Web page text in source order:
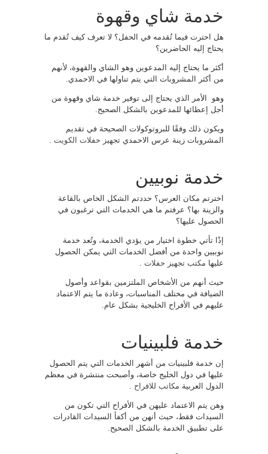
خدمة شاي وقهوة
هل احترت فيما تُقدمه في الحفل؟ لا تعرف كيف تُقدم ما
يحتاج إليه الحاضرين؟
أكثر ما يحتاج إليه المدعوين وهو الشاي والقهوة، لأنهم
من أكثر المشروبات التي يتم تناولها في الاحمدي.
وهو الأمر الذي يحتاج إلى توفير خدمة شاي وقهوة من
أجل إعطائها للمدعوين بالشكل الصحيح.
ويكون ذلك وفقًا للبروتوكولات الصحيحة في تقديم
المشروبات زينة عرس الاحمدي تجهيز حفلات الكويت
خدمة نوبيين
اخترتم مكان العرس؟ حددتم الشكل الخاص بالقاعة
والزينة بها؟ عرفتم ما هي الخدمات التي ترغبون في
الحصول عليها؟
إذًا تأتي خطوة اختيار من يؤدي الخدمة، وتُعد خدمة
نوبيين واحدة من أفضل الخدمات التي يمكن الحصول
عليها مكتب تجهيز حفلات
حيث أنهم من الأشخاص الملتزمين بقواعد وأصول
الضيافة في مختلف المناسبات، وعادة ما يتم الاعتماد
عليهم في الأفراح الخليجية بشكل عام.
خدمة فلبينيات
إن خدمة فلبينيات من أشهر الخدمات التي يتم الحصول
عليها في دول الخليج خاصة، وأصبحت منتشرة في معظم
الدول العربية مكاتب للافراح
وهن يتم الاعتماد عليهن في الأفراح التي تكون من
السيدات فقط، حيث أنهن من أكفأ السيدات القادرات
على تطبيق الخدمة بالشكل الصحيح.